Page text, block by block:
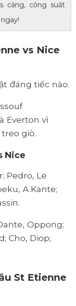
căng, công suất
vs Nice
đáng tiếc nào.
Everton vì
treo giò.
Nice
Pedro, Le
A.Kante;
Oppong;
Cho, Diop;
St Etienne